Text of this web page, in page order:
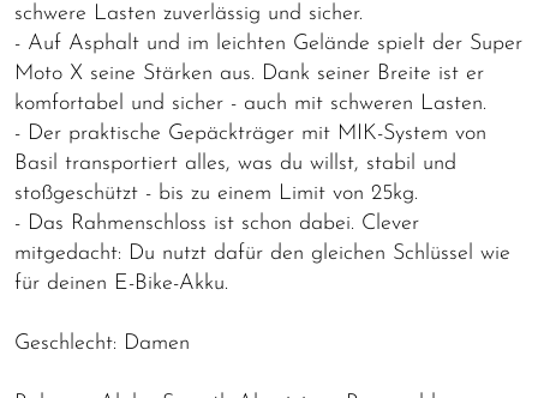
schwere Lasten zuverlässig und sicher.
- Auf Asphalt und im leichten Gelände spielt der Super
Moto X seine Stärken aus. Dank seiner Breite ist er
komfortabel und sicher - auch mit schweren Lasten.
- Der praktische Gepäckträger mit MIK-System von
Basil transportiert alles, was du willst, stabil und
stoßgeschützt - bis zu einem Limit von 25kg.
- Das Rahmenschloss ist schon dabei. Clever
mitgedacht: Du nutzt dafür den gleichen Schlüssel wie
für deinen E-Bike-Akku.
Geschlecht: Damen